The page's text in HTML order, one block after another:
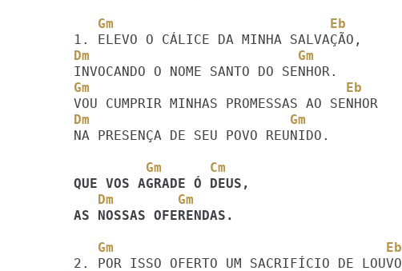
   Gm                           Eb
Dm                          Gm
Gm                                Eb
Dm                         Gm
NA PRESENÇA DE SEU POVO REUNIDO.
         Gm      Cm
   Dm        Gm
AS NOSSAS OFERENDAS.
   Gm                                  Eb